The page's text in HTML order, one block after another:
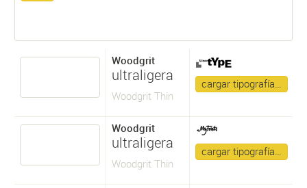
Woodgrit
ultraligera
Woodgrit Thin
cargar tipografía…
Woodgrit
ultraligera
Woodgrit Thin
cargar tipografía…